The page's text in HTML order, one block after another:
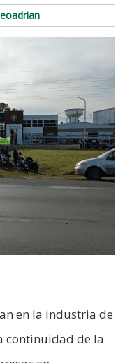
en la industria de
continuidad de la